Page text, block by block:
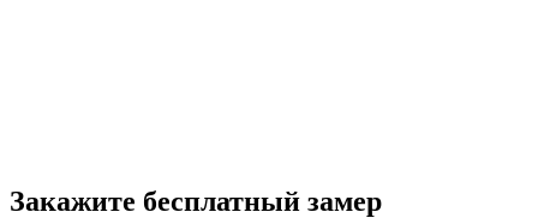
Закажите бесплатный замер